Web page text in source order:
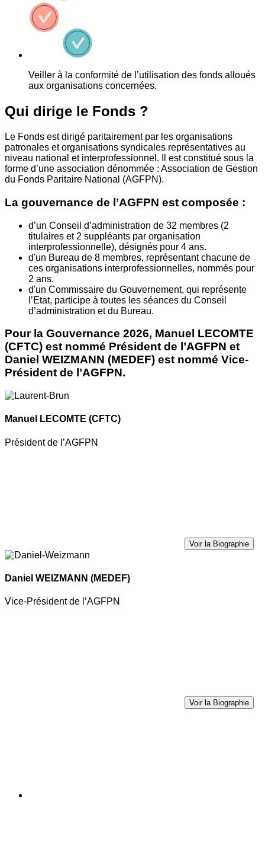
Veiller à la conformité de l’utilisation des fonds alloués
aux organisations concernées.
Qui dirige le Fonds ?
Le Fonds est dirigé paritairement par les organisations
patronales et organisations syndicales représentatives au
niveau national et interprofessionnel. Il est constitué sous la
forme d’une association dénommée : Association de Gestion
du Fonds Paritaire National (AGFPN).
La gouvernance de l’AGFPN est composée :
d’un Conseil d’administration de 32 membres (2
titulaires et 2 suppléants par organisation
interprofessionnelle), désignés pour 4 ans.
d'un Bureau de 8 membres, représentant chacune de
ces organisations interprofessionnelles, nommés pour
2 ans.
d'un Commissaire du Gouvernement, qui représente
l’Etat, participe à toutes les séances du Conseil
d’administration et du Bureau.
Pour la Gouvernance 2026, Manuel LECOMTE
(CFTC) est nommé Président de l’AGFPN et
Daniel WEIZMANN (MEDEF) est nommé Vice-
Président de l’AGFPN.
Manuel LECOMTE (CFTC)
Président de l’AGFPN
Voir la Biographie
Daniel WEIZMANN (MEDEF)
Vice-Président de l’AGFPN
Voir la Biographie